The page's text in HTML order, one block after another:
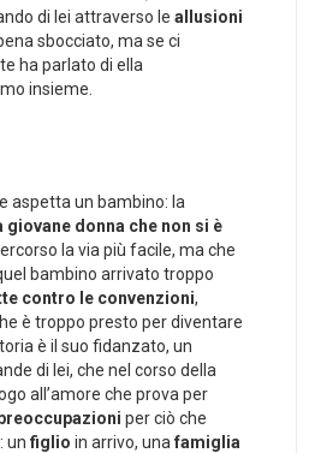
di lei attraverso le allusioni
sbocciato, ma se ci
ha parlato di ella
insieme.
aspetta un bambino: la
giovane donna che non si è
la via più facile, ma che
bambino arrivato troppo
contro le convenzioni,
è troppo presto per diventare
è il suo fidanzato, un
di lei, che nel corso della
all’amore che prova per
per ciò che
un figlio in arrivo, una famiglia